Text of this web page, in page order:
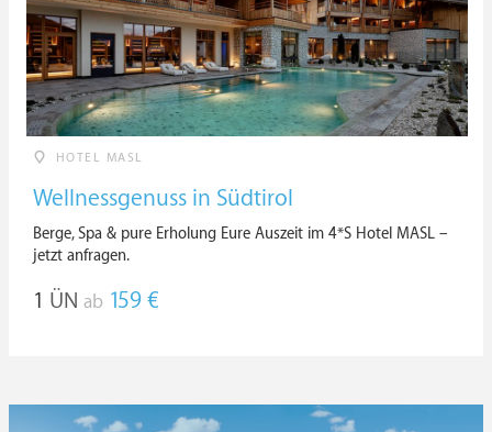
HOTEL MASL
Wellnessgenuss in Südtirol
Berge, Spa & pure Erholung Eure Auszeit im 4*S Hotel MASL –
jetzt anfragen.
1 ÜN ab 159 €